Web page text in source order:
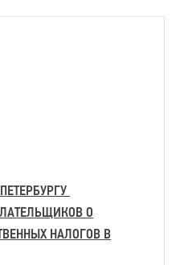
О
НАЛОГОВ В